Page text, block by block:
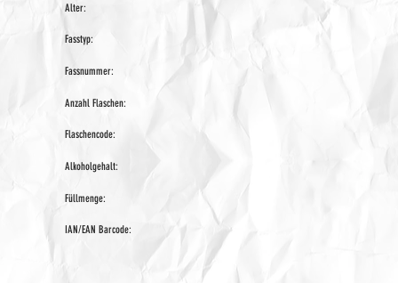
Alter:
Fasstyp:
Fassnummer:
Anzahl Flaschen:
Flaschencode:
Alkoholgehalt:
Füllmenge:
IAN/EAN Barcode: